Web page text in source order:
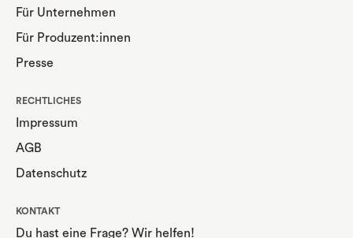
Für Unternehmen
Für Produzent:innen
Presse
RECHTLICHES
Impressum
AGB
Datenschutz
KONTAKT
Du hast eine Frage? Wir helfen!